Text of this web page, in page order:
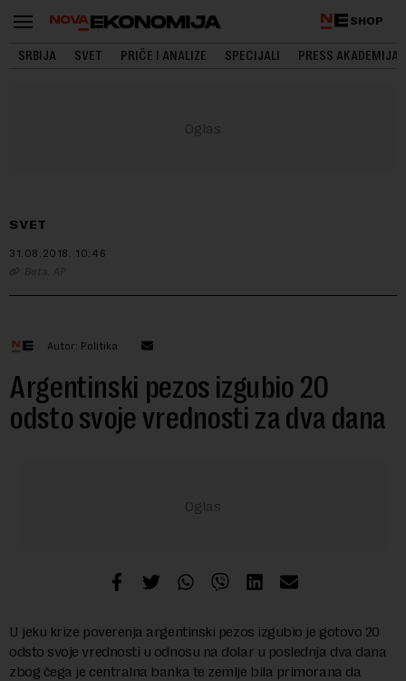
SHOP
SRBIJA SVET PRIČE I ANALIZE SPECIJALI PRESS AKADEMIJA
SVET
31.08.2018. 10:46
Beta, AP
Autor: Politika
Argentinski pezos izgubio 20
odsto svoje vrednosti za dva dana
U jeku krize poverenja argentinski pezos izgubio je gotovo 20
odsto svoje vrednosti u odnosu na dolar u poslednja dva dana
zbog čega je centralna banka te zemlje bila primorana da